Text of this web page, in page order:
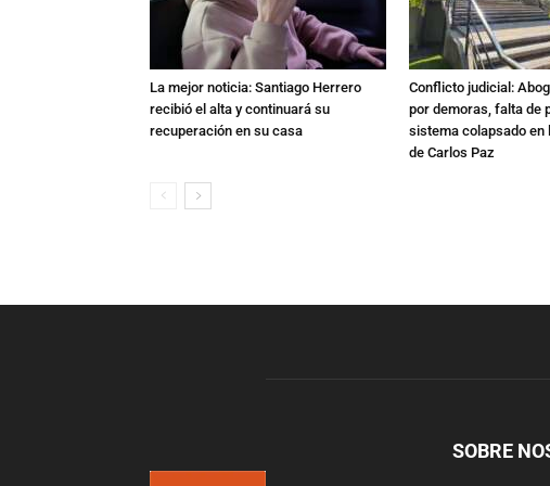
La mejor noticia: Santiago Herrero
recibió el alta y continuará su
recuperación en su casa
Conflicto judicial:
por demoras, falta de
sistema colapsado en
de Carlos Paz
SOBRE